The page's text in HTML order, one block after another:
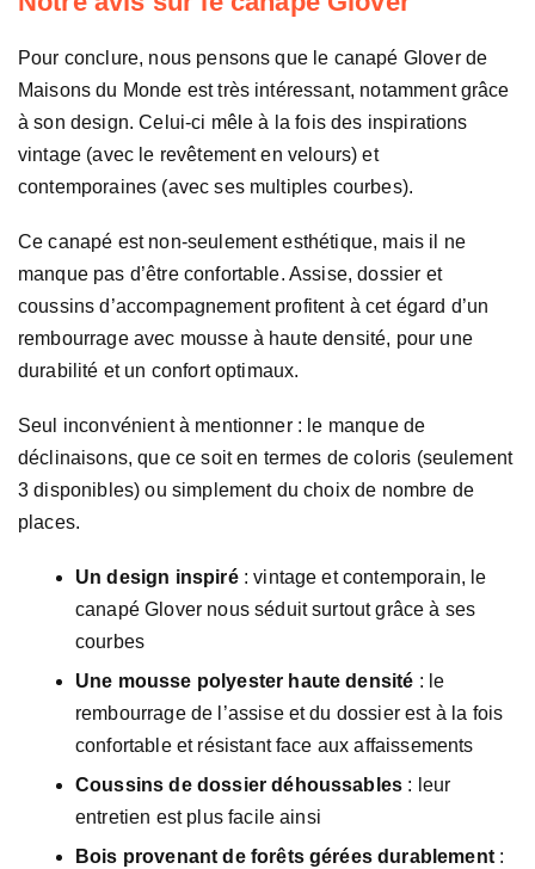
Pour conclure, nous pensons que le canapé Glover de
Maisons du Monde est très intéressant, notamment grâce
à son design. Celui-ci mêle à la fois des inspirations
vintage (avec le revêtement en velours) et
contemporaines (avec ses multiples courbes).
Ce canapé est non-seulement esthétique, mais il ne
manque pas d’être confortable. Assise, dossier et
coussins d’accompagnement profitent à cet égard d’un
rembourrage avec mousse à haute densité, pour une
durabilité et un confort optimaux.
Seul inconvénient à mentionner : le manque de
déclinaisons, que ce soit en termes de coloris (seulement
3 disponibles) ou simplement du choix de nombre de
places.
Un design inspiré: vintage et contemporain, le
canapé Glover nous séduit surtout grâce à ses
courbes
Une mousse polyester haute densité : le
rembourrage de l’assise et du dossier est à la fois
confortable et résistant face aux affaissements
Coussins de dossier déhoussables : leur
entretien est plus facile ainsi
Bois provenant de forêts gérées durablement: